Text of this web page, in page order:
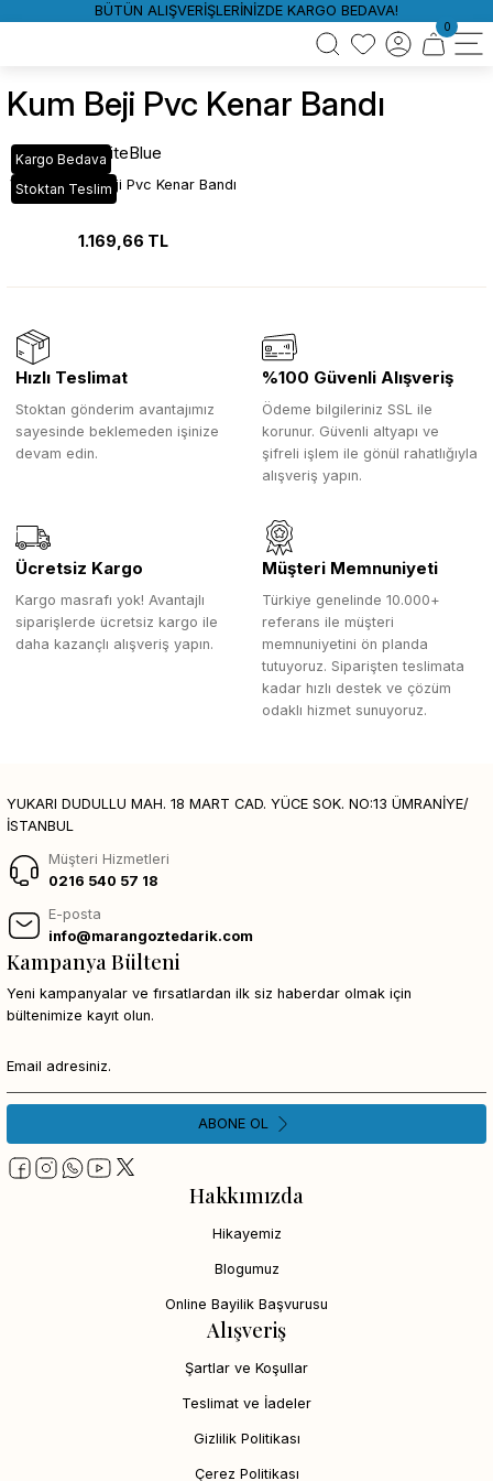
BÜTÜN ALIŞVERİŞLERİNİZDE KARGO BEDAVA!
0
Kum Beji Pvc Kenar Bandı
Kargo Bedava
Stoktan Teslim
WhiteBlue
VT_538 Kum Beji Pvc Kenar Bandı
1.169,66 TL
Hızlı Teslimat
Stoktan gönderim avantajımız
sayesinde beklemeden işinize
devam edin.
%100 Güvenli Alışveriş
Ödeme bilgileriniz SSL ile
korunur. Güvenli altyapı ve
şifreli işlem ile gönül rahatlığıyla
alışveriş yapın.
Ücretsiz Kargo
Kargo masrafı yok! Avantajlı
siparişlerde ücretsiz kargo ile
daha kazançlı alışveriş yapın.
Müşteri Memnuniyeti
Türkiye genelinde 10.000+
referans ile müşteri
memnuniyetini ön planda
tutuyoruz. Siparişten teslimata
kadar hızlı destek ve çözüm
odaklı hizmet sunuyoruz.
YUKARI DUDULLU MAH. 18 MART CAD. YÜCE SOK. NO:13 ÜMRANİYE/
İSTANBUL
Müşteri Hizmetleri
0216 540 57 18
E-posta
info@marangoztedarik.com
Hakkımızda
Hikayemiz
Blogumuz
Online Bayilik Başvurusu
Alışveriş
Şartlar ve Koşullar
Teslimat ve İadeler
Gizlilik Politikası
Çerez Politikası
Kampanya Bülteni
Yeni kampanyalar ve fırsatlardan ilk siz haberdar olmak için
bültenimize kayıt olun.
ABONE OL